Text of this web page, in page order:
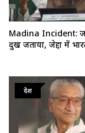
Madina Incident:
दुख जताया, जेद्दा में
देश